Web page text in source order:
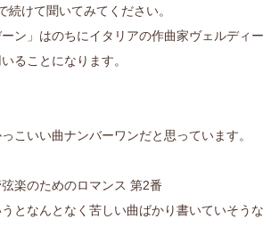
続けて聞いてみてください。
ン」はのちにイタリアの作曲家ヴェルディー
ることになります。
こいい曲ナンバーワンだと思っています。
楽のためのロマンス 第2番
となんとなく苦しい曲ばかり書いていそうな